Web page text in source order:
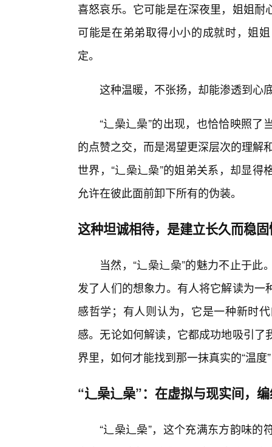
喜怒哀乐。它可能是在深夜里，姐姐
可能是在弟弟取得小小的成就时，姐
定。
这种温暖，不张扬，却能渗透到心
“辶喿辶喿”的出现，也恰恰映照
的点赞之交，而是渴望更深层次的理解
世界，“辶喿辶喿”的姐弟关系，却显
允许在彼此面前卸下所有的伪装。
这种坦诚相待，是建立长久而稳
当然，“辶喿辶喿”的魅力不止于
发了人们的想象力。有人将它解读为
感哲学；有人则认为，它是一种新时
感。无论如何解读，它都成功地吸引
界里，如何才能找到那一抹真实的“温
“辶喿辶喿”：在虚拟与现实间，
“辶喿辶喿”，这个充满东方韵味